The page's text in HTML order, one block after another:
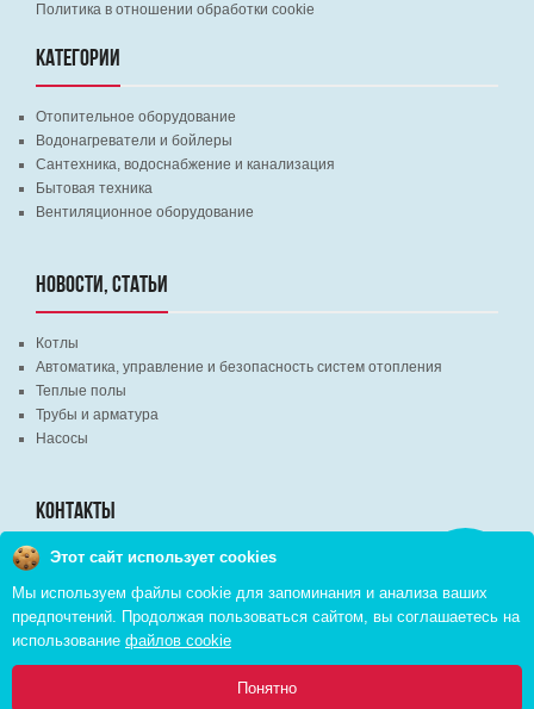
Политика в отношении обработки cookie
КАТЕГОРИИ
Отопительное оборудование
Водонагреватели и бойлеры
Сантехника, водоснабжение и канализация
Бытовая техника
Вентиляционное оборудование
НОВОСТИ, СТАТЬИ
Котлы
Автоматика, управление и безопасность систем отопления
Теплые полы
Трубы и арматура
Насосы
КОНТАКТЫ
г. Минск, ВЦ "Экспобел", строительный рынок, павильон № 8c
г. Минск, ул. М. Лынькова, д. 35, пом. 199
+375 (29) 110-46-46 (А1)
+375 (29) 373-90-16 (A1)
Этот сайт использует cookies
Мы используем файлы cookie для запоминания и анализа ваших
предпочтений. Продолжая пользоваться сайтом, вы соглашаетесь на
использование файлов cookie
Понятно